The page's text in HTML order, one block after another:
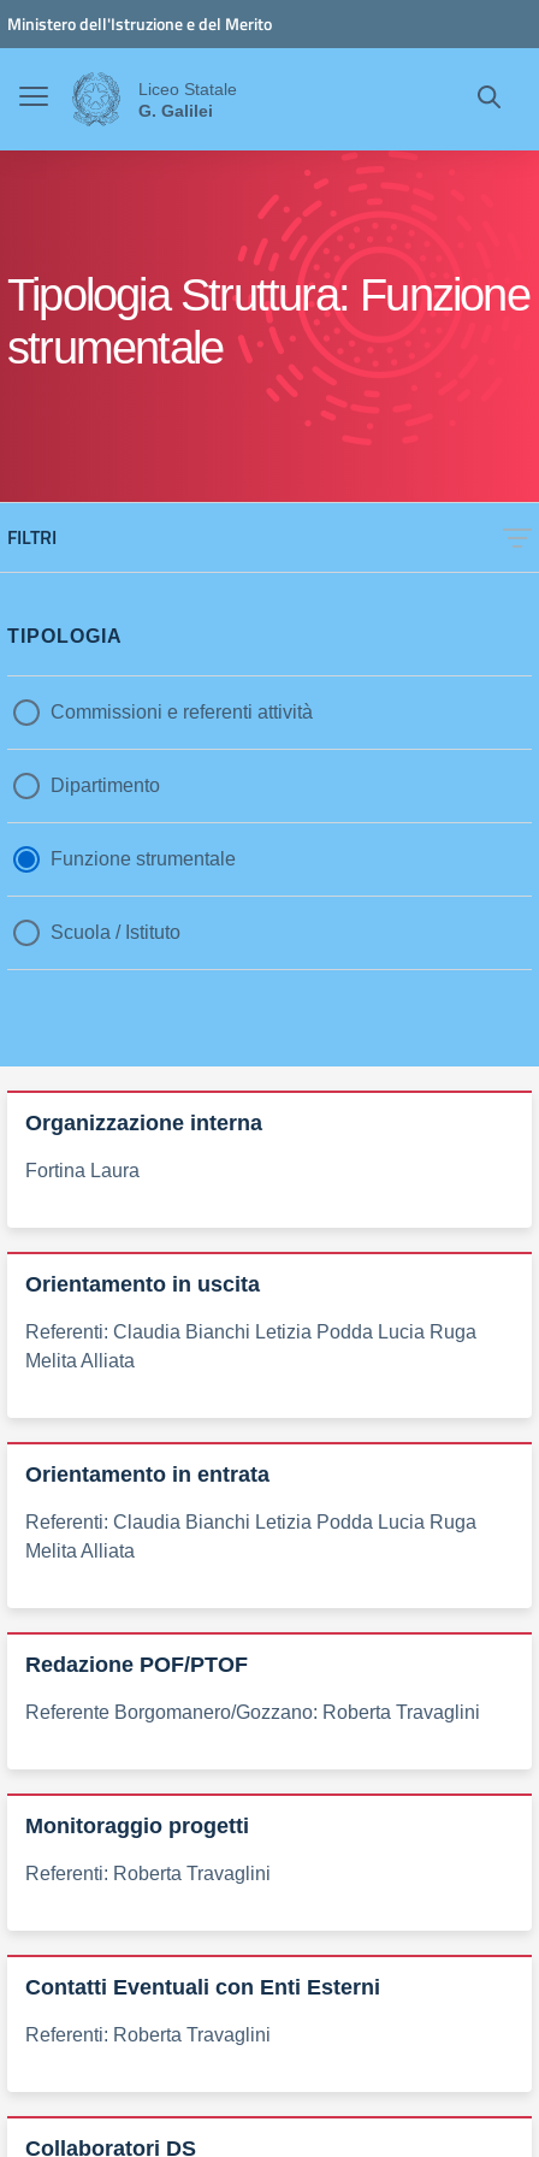
Ministero dell'Istruzione e del Merito
Liceo Statale
G. Galilei
Tipologia Struttura: Funzione
strumentale
FILTRI
TIPOLOGIA
Commissioni e referenti attività
Dipartimento
Funzione strumentale
Scuola / Istituto
Organizzazione interna
Fortina Laura
Orientamento in uscita
Referenti: Claudia Bianchi Letizia Podda Lucia Ruga
Melita Alliata
Orientamento in entrata
Referenti: Claudia Bianchi Letizia Podda Lucia Ruga
Melita Alliata
Redazione POF/PTOF
Referente Borgomanero/Gozzano: Roberta Travaglini
Monitoraggio progetti
Referenti: Roberta Travaglini
Contatti Eventuali con Enti Esterni
Referenti: Roberta Travaglini
Collaboratori DS